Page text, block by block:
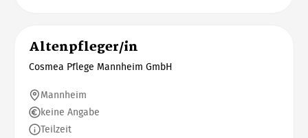
Altenpfleger/in
Cosmea Pflege Mannheim GmbH
Mannheim
keine Angabe
Teilzeit